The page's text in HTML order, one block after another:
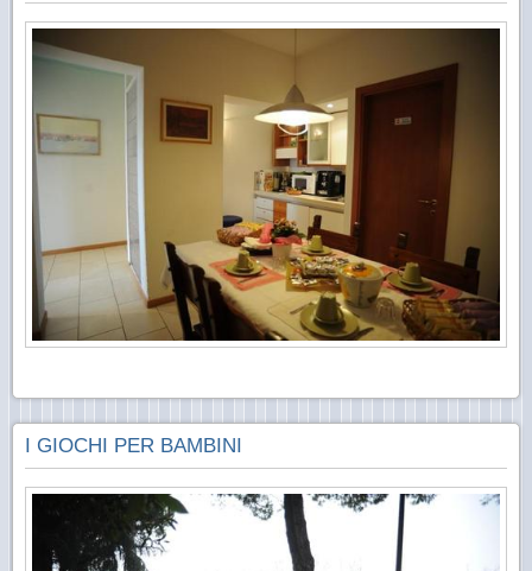
I GIOCHI PER BAMBINI